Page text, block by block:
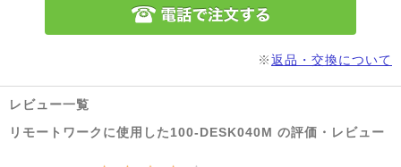
※返品・交換について
レビュー一覧
リモートワークに使用した100-DESK040M の評価・レビュー